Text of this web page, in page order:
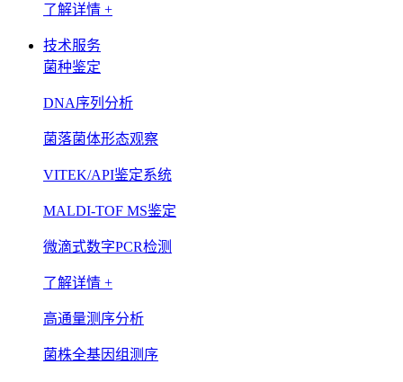
了解详情 +
技术服务
菌种鉴定
DNA序列分析
菌落菌体形态观察
VITEK/API鉴定系统
MALDI-TOF MS鉴定
微滴式数字PCR检测
了解详情 +
高通量测序分析
菌株全基因组测序